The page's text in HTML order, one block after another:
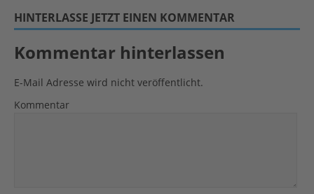
HINTERLASSE JETZT EINEN KOMMENTAR
Kommentar hinterlassen
E-Mail Adresse wird nicht veröffentlicht.
Kommentar